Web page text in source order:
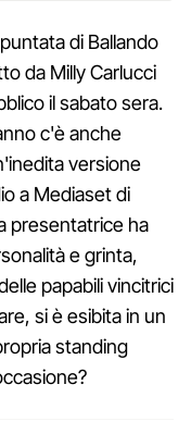
di Ballando
da Milly Carlucci
il sabato sera.
c'è anche
versione
a Mediaset di
presentatrice ha
e grinta,
papabili vincitrici
si è esibita in un
standing